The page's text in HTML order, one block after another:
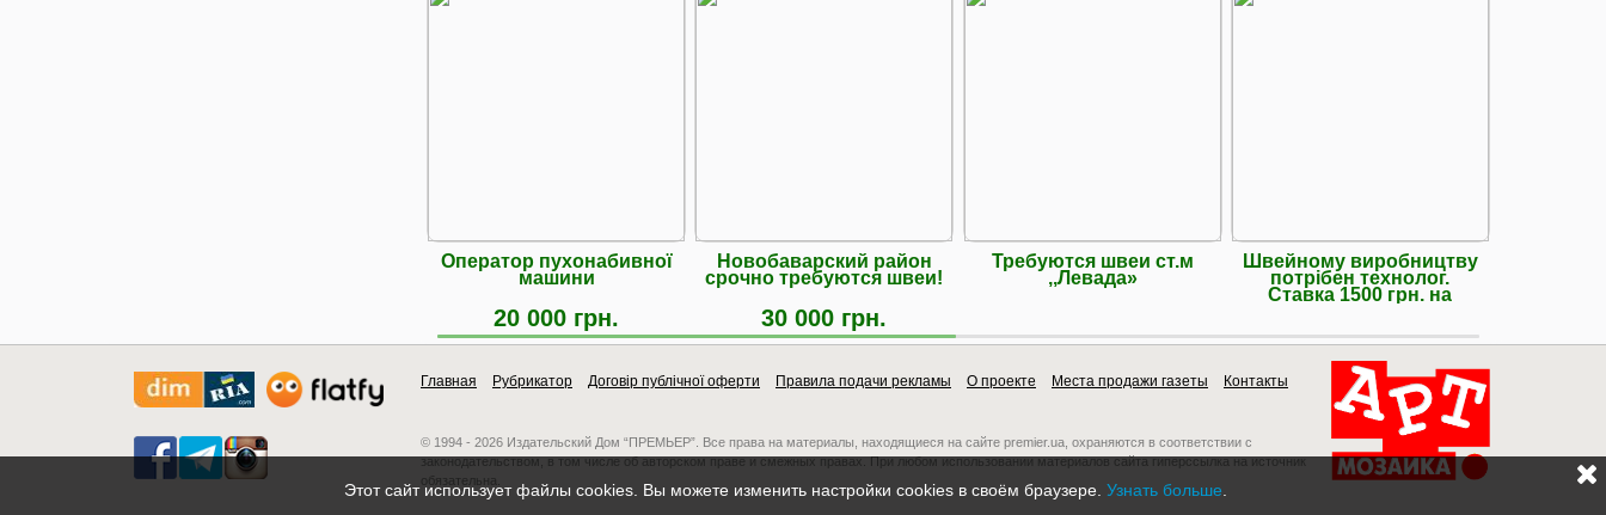
Оператор пухонабивної
машини
20 000 грн.
Новобаварский район
срочно требуются швеи!
30 000 грн.
Требуются швеи ст.м
,,Левада»
Швейному виробництву
потрібен технолог.
Ставка 1500 грн. на
Главная Рубрикатор Договір публічної оферти Правила подачи рекламы О проекте Места продажи газеты Контакты
© 1994 - 2026 Издательский Дом “ПРЕМЬЕР”. Все права на материалы, находящиеся на сайте premier.ua, охраняются в соответствии с
законодательством, в том числе об авторском праве и смежных правах. При любом использовании материалов сайта гиперссылка на источник
обязательна.
Этот сайт использует файлы cookies. Вы можете изменить настройки cookies в своём браузере. Узнать больше